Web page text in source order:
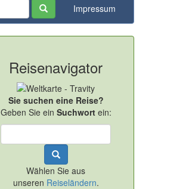
Impressum
Reisenavigator
Sie suchen eine Reise?
Geben Sie ein Suchwortein:
Wählen Sie aus
unseren Reiseländern.